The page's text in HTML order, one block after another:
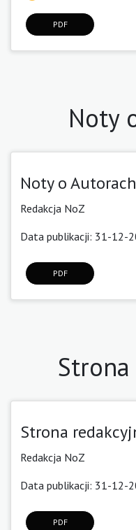
PDF
Noty
Noty o Autorach
Redakcja NoZ
Data publikacji: 31-12-
PDF
Strona
Redakcja NoZ
Data publikacji: 31-12-
PDF